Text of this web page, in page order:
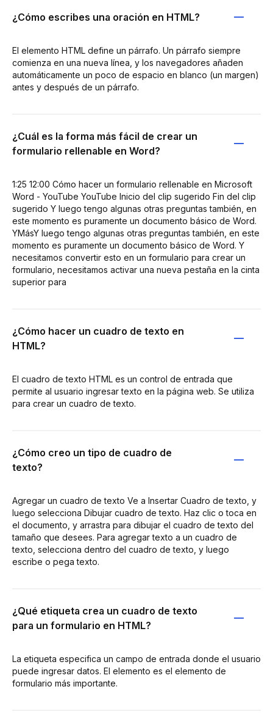
¿Cómo escribes una oración en HTML?
El elemento HTML define un párrafo. Un párrafo siempre
comienza en una nueva línea, y los navegadores añaden
automáticamente un poco de espacio en blanco (un margen)
antes y después de un párrafo.
¿Cuál es la forma más fácil de crear un
formulario rellenable en Word?
1:25 12:00 Cómo hacer un formulario rellenable en Microsoft
Word - YouTube YouTube Inicio del clip sugerido Fin del clip
sugerido Y luego tengo algunas otras preguntas también, en
este momento es puramente un documento básico de Word.
YMásY luego tengo algunas otras preguntas también, en este
momento es puramente un documento básico de Word. Y
necesitamos convertir esto en un formulario para crear un
formulario, necesitamos activar una nueva pestaña en la cinta
superior para
¿Cómo hacer un cuadro de texto en
HTML?
El cuadro de texto HTML es un control de entrada que
permite al usuario ingresar texto en la página web. Se utiliza
para crear un cuadro de texto.
¿Cómo creo un tipo de cuadro de
texto?
Agregar un cuadro de texto Ve a Insertar Cuadro de texto, y
luego selecciona Dibujar cuadro de texto. Haz clic o toca en
el documento, y arrastra para dibujar el cuadro de texto del
tamaño que desees. Para agregar texto a un cuadro de
texto, selecciona dentro del cuadro de texto, y luego
escribe o pega texto.
¿Qué etiqueta crea un cuadro de texto
para un formulario en HTML?
La etiqueta especifica un campo de entrada donde el usuario
puede ingresar datos. El elemento es el elemento de
formulario más importante.